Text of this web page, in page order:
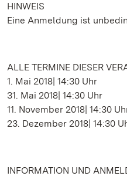
HINWEIS
Eine Anmeldung ist
ALLE TERMINE DIESER
1. Mai 2018| 14:30 Uhr
31. Mai 2018| 14:30 Uhr
11. November 2018| 14:30
23. Dezember 2018| 14:30
INFORMATION UND